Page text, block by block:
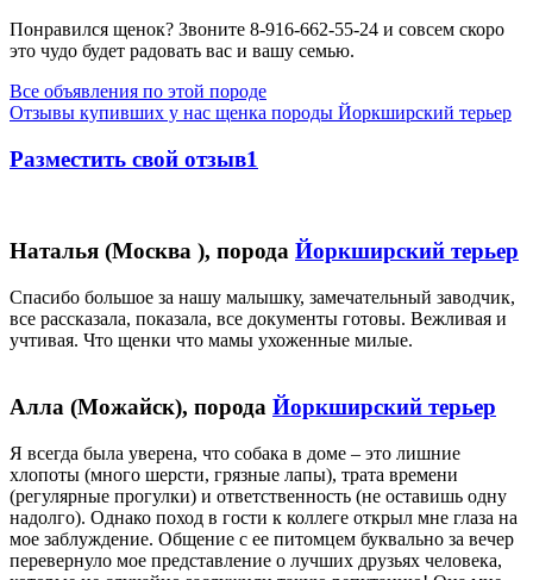
Понравился щенок? Звоните 8-916-662-55-24 и совсем скоро
это чудо будет радовать вас и вашу семью.
Все объявления по этой породе
Отзывы купивших у нас щенка породы Йоркширский терьер
Разместить свой отзыв1
Наталья (Москва ), порода Йоркширский терьер
Спасибо большое за нашу малышку, замечательный заводчик,
все рассказала, показала, все документы готовы. Вежливая и
учтивая. Что щенки что мамы ухоженные милые.
Алла (Можайск), порода Йоркширский терьер
Я всегда была уверена, что собака в доме – это лишние
хлопоты (много шерсти, грязные лапы), трата времени
(регулярные прогулки) и ответственность (не оставишь одну
надолго). Однако поход в гости к коллеге открыл мне глаза на
мое заблуждение. Общение с ее питомцем буквально за вечер
перевернуло мое представление о лучших друзьях человека,